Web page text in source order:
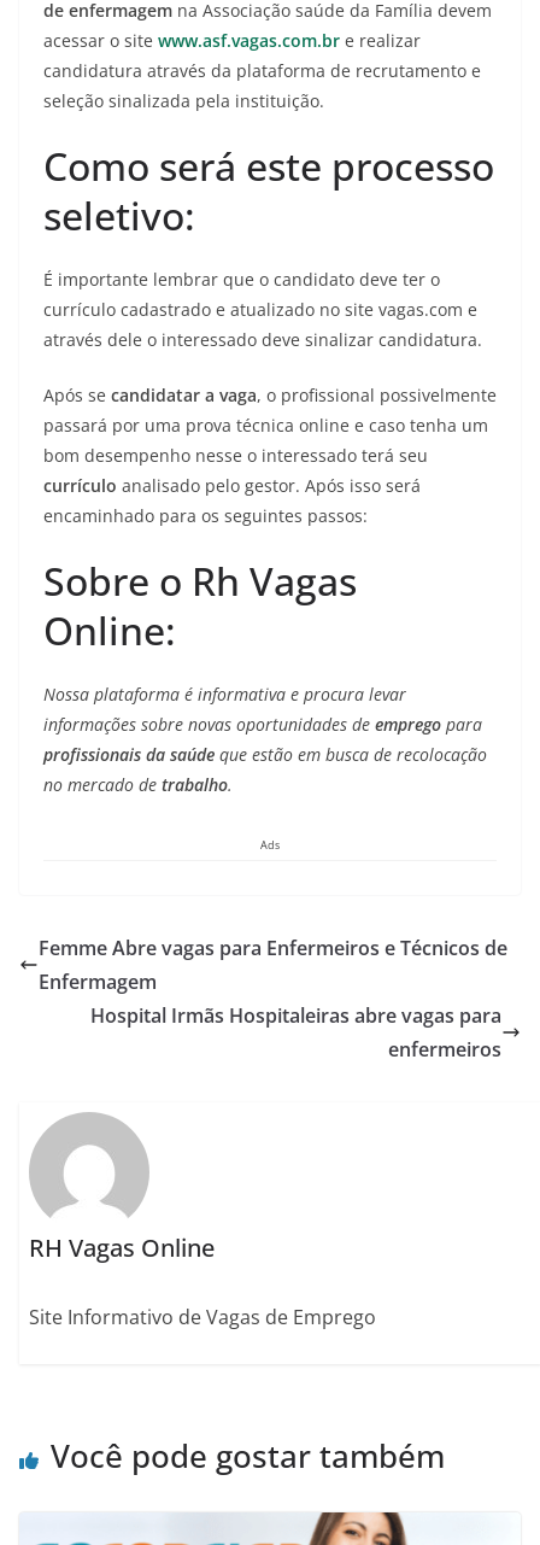
de enfermagem na Associação saúde da Família devem
acessar o site www.asf.vagas.com.br e realizar
candidatura através da plataforma de recrutamento e
seleção sinalizada pela instituição.
Como será este processo
seletivo:
É importante lembrar que o candidato deve ter o
currículo cadastrado e atualizado no site vagas.com e
através dele o interessado deve sinalizar candidatura.
Após se candidatar a vaga, o profissional possivelmente
passará por uma prova técnica online e caso tenha um
bom desempenho nesse o interessado terá seu
currículo analisado pelo gestor. Após isso será
encaminhado para os seguintes passos:
Sobre o Rh Vagas
Online:
Nossa plataforma é informativa e procura levar
informações sobre novas oportunidades de emprego para
profissionais da saúde que estão em busca de recolocação
no mercado de trabalho.
Ads
Femme Abre vagas para Enfermeiros e Técnicos de
Enfermagem
Hospital Irmãs Hospitaleiras abre vagas para
enfermeiros
RH Vagas Online
Site Informativo de Vagas de Emprego
Você pode gostar também